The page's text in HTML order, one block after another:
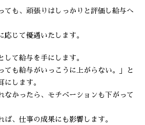
ても、頑張りはしっかりと評価し給与へ
応じて優遇いたします。
て給与を手にします。
ても給与がいっこうに上がらない。」と
にします。
なかったら、モチベーションも下がって
ば、仕事の成果にも影響します。